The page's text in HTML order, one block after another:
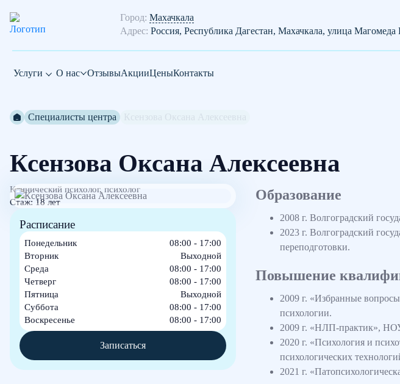
Город: Махачкала
Адрес: Россия, Республика Дагестан, Махачкала, улица Магомеда
Услуги О нас ОтзывыАкцииЦеныКонтакты
Специалисты центра
Ксензова Оксана Алексеевна
Клинический психолог, психолог
Стаж: 18 лет
Расписание
Понедельник
08:00 - 17:00
Вторник
Выходной
Среда
08:00 - 17:00
Четверг
08:00 - 17:00
Пятница
Выходной
Суббота
08:00 - 17:00
Воскресенье
08:00 - 17:00
Записаться
Образование
2008 г. Волгоградский
2023 г. Волгоградский
переподготовки.
Повышение
2009 г. «Избранные
психологии.
2009 г. «НЛП-практик»,
2020 г. «Психология и
психологических
2021 г.